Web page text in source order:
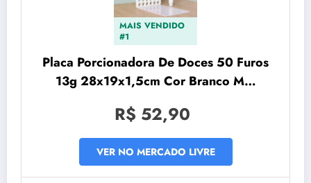
MAIS VENDIDO
#1
Placa Porcionadora De Doces 50 Furos
13g 28x19x1,5cm Cor Branco M…
R$ 52,90
VER NO MERCADO LIVRE